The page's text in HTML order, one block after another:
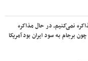
نمی‌کنیم، در حال مذاکره
برجام به سود ایران بود آمریکا